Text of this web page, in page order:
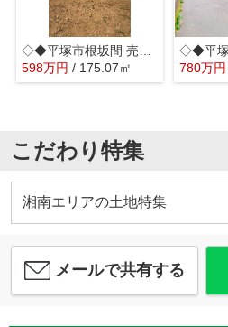
598万円 / 175.07㎡
780万円
こだわり特集
湘南エリアの土地特集
メールで共有する